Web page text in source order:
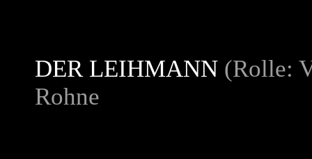
DER LEIHMANN (Rolle:
Rohne